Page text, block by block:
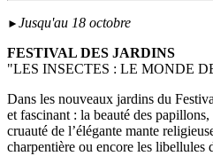
► Jusqu'au 18 octobre
FESTIVAL DES JARDINS
"LES INSECTES : LE MONDE
Dans les nouveaux jardins du
et fascinant : la beauté des
cruauté de l’élégante mante
charpentière ou encore les libellules